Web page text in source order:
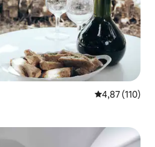
4,87 av 5 i
4,87 (110)